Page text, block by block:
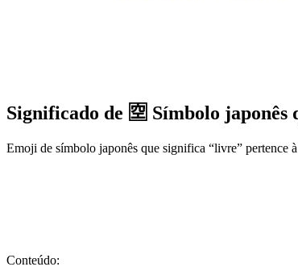
Significado de 🈳 Símbolo
Emoji de símbolo japonês que significa “livre” pertence
Conteúdo: